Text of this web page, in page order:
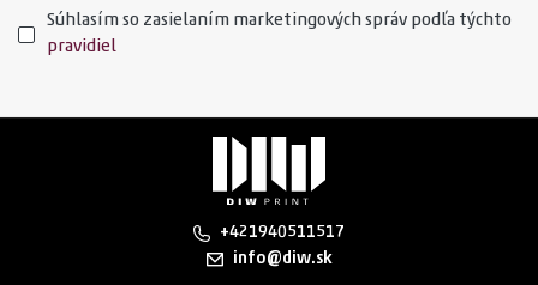
Súhlasím so zasielaním marketingových správ podľa týchto
pravidiel
+421940511517
info@diw.sk